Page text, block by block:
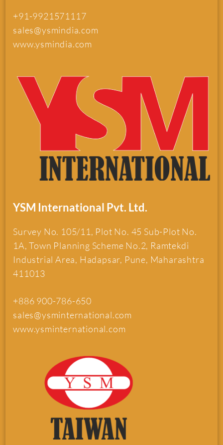
+91-9921571117
sales@ysmindia.com
www.ysmindia.com
YSM International Pvt. Ltd.
Survey No. 105/11, Plot No. 45 Sub-Plot No.
1A, Town Planning Scheme No.2, Ramtekdi
Industrial Area, Hadapsar, Pune, Maharashtra
411013
+886 900-786-650
sales@ysminternational.com
www.ysminternational.com